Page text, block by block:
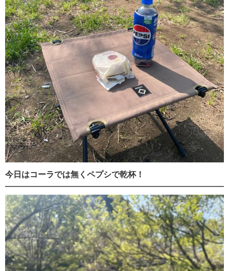
今日はコーラでは無くペプシで乾杯！